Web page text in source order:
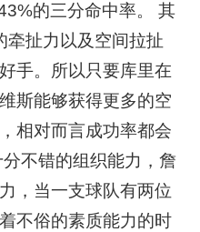
的三分命中率。 其
牵扯力以及空间拉扯
手。所以只要库里在
斯能够获得更多的空
相对而言成功率都会
不错的组织能力，詹
，当一支球队有两位
不俗的素质能力的时